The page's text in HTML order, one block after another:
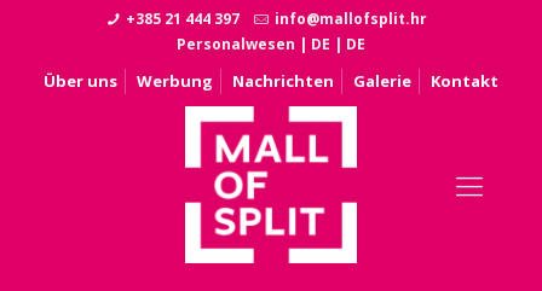
+385 21 444 397
info@mallofsplit.hr
Personalwesen | DE | DE
Über uns Werbung Nachrichten Galerie Kontakt